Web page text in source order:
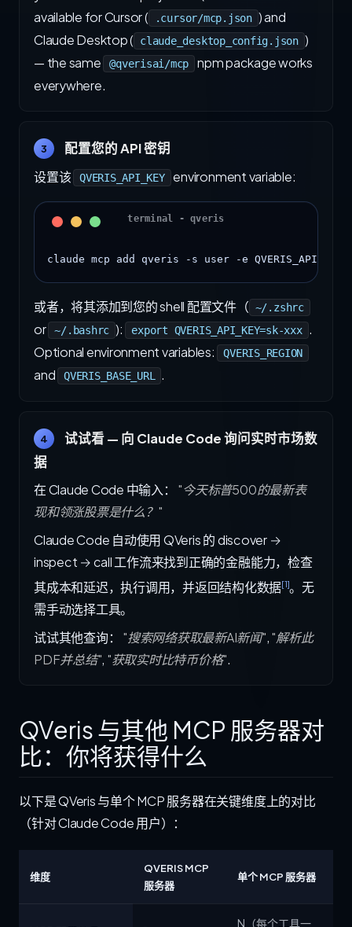
available for Cursor (
.cursor/mcp.json ) and
Claude Desktop (
claude_desktop_config.json )
— the same
@qverisai/mcp
npm package works
everywhere.
3
配置您的 API 密钥
设置该
QVERIS_API_KEY environment variable:
claude mcp add qveris -s user -e
或者，将其添加到您的 shell 配置文件（ ~/.zshrc
or ~/.bashrc ): export QVERIS_API_KEY=sk-xxx .
Optional environment variables:
QVERIS_REGION
and QVERIS_BASE_URL .
4
试试看 — 向 Claude Code 询问实时市场数
据
在 Claude Code 中输入： "今天标普500的最新表
现和领涨股票是什么？"
Claude Code 自动使用 QVeris 的 discover →
inspect → call 工作流来找到正确的金融能力，检查
其成本和延迟，执行调用，并返回结构化数据[1]。无
需手动选择工具。
试试其他查询： "搜索网络获取最新AI新闻","解析此
PDF并总结", "获取实时比特币价格".
QVeris 与其他 MCP 服务器对
比：你将获得什么
以下是 QVeris 与单个 MCP 服务器在关键维度上的对比
（针对 Claude Code 用户）：
维度
QVERIS MCP
服务器
单个 MCP 服务器
N（每个工具一